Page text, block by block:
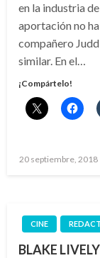
en la industria
aportación no
compañero
similar. En el…
¡Compártelo!
Publicado
20 septiembre, 2018
CINE
BLAKE